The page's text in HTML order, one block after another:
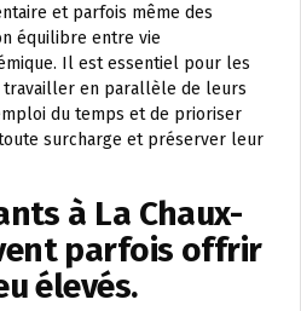
et parfois même des
équilibre entre vie
Il est essentiel pour les
travailler en parallèle de leurs
du temps et de prioriser
surcharge et préserver leur
à La Chaux-
parfois offrir
élevés.